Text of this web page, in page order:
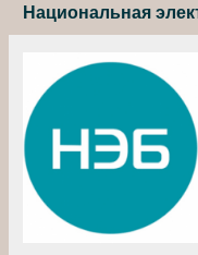
Национальная